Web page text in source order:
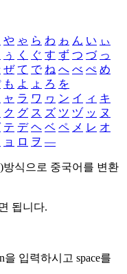
や ゃ ら わ ゎ ん い ぃ
ぅ く ぐ す ず つ づ っ
ぜ て で ね へ べ ぺ め
も よ ょ ろ を
ャ ラ ワ ヮ ン イ ィ キ
ク グ ス ズ ツ ヅ ッ ヌ
テ デ ヘ ベ ペ メ レ オ
ョ ロ ヲ ―
방식으로 중국어를 변환
됩니다.
을 입력하시고 space를